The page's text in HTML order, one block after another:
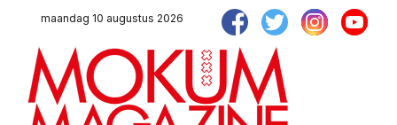
maandag 10 augustus 2026